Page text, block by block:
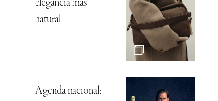
elegancia más
natural
Agenda nacional: